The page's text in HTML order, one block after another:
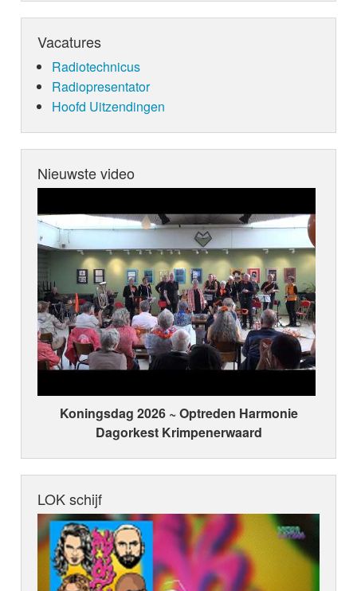
Vacatures
Radiotechnicus
Radiopresentator
Hoofd Uitzendingen
Nieuwste video
Koningsdag 2026 ~ Optreden Harmonie
Dagorkest Krimpenerwaard
LOK schijf